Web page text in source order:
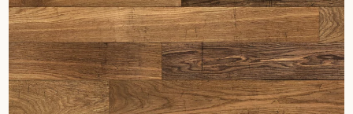
pas dans le choix et la pose de votre parquet.